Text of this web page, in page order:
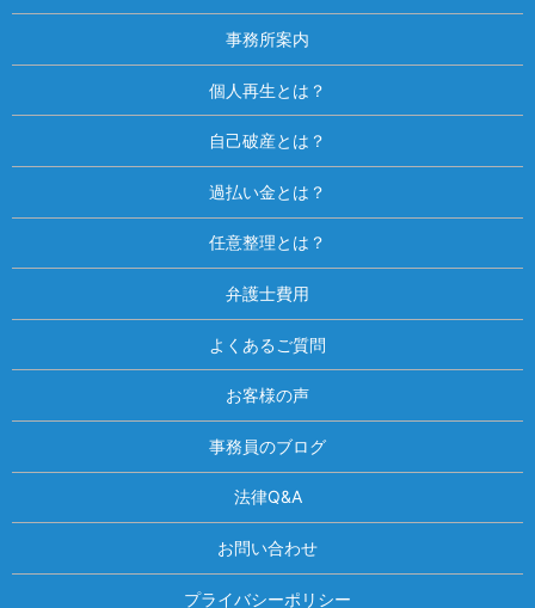
事務所案内
個人再生とは？
自己破産とは？
過払い金とは？
任意整理とは？
弁護士費用
よくあるご質問
お客様の声
事務員のブログ
法律Q&A
お問い合わせ
プライバシーポリシー